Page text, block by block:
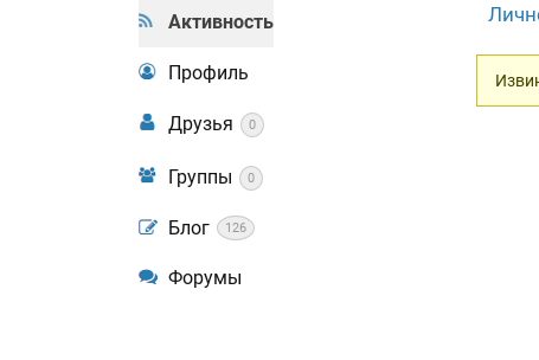
Активность
Профиль
Друзья 0
Группы 0
Блог 126
Форумы